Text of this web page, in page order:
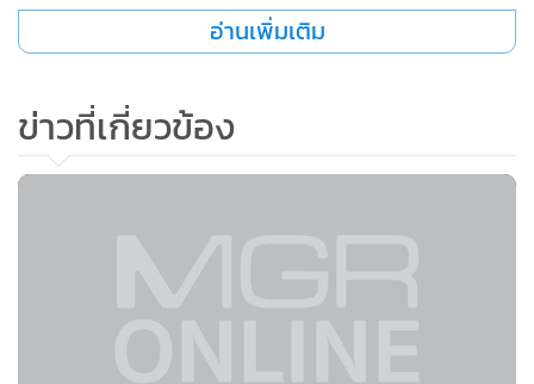
เวทีแลกเปลี่ยนเรียนรู้และถ่ายทอดประสบการณ์การทำนา การ
อ่านเพิ่มเติม
ข่าวที่เกี่ยวข้อง